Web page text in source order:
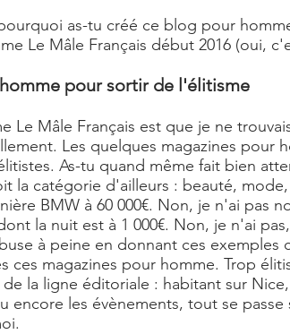
as-tu créé ce blog pour
Le Mâle Français début 2016 (oui,
pour sortir de l'élitisme
Le Mâle Français est que je ne
Les quelques magazines pour
As-tu quand même fait bien
la catégorie d'ailleurs : beauté,
BMW à 60 000€. Non, je n'ai pas
la nuit est à 1 000€. Non, je n'ai
à peine en donnant ces
ces magazines pour homme. Trop
la ligne éditoriale : habitant sur
les évènements, tout se